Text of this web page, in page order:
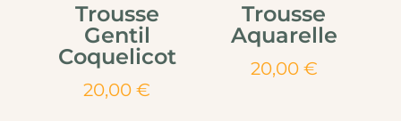
Trousse
Gentil
Coquelicot
20,00€
Trousse
Aquarelle
20,00 €